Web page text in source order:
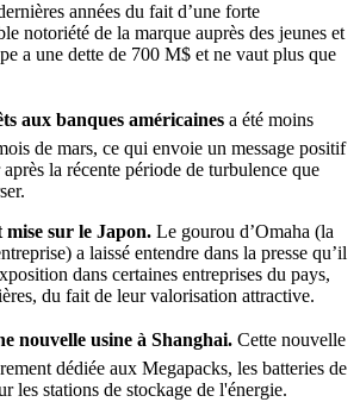
années du fait d’une forte
notoriété de la marque auprès des jeunes et
a une dette de 700 M$ et ne vaut plus que
aux banques américaines a été moins
de mars, ce qui envoie un message positif
la récente période de turbulence que
sur le Japon. Le gourou d’Omaha (la
a laissé entendre dans la presse qu’il
dans certaines entreprises du pays,
du fait de leur valorisation attractive.
nouvelle usine à Shanghai. Cette nouvelle
dédiée aux Megapacks, les batteries de
les stations de stockage de l'énergie.